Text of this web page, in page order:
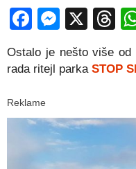
Facebook
X
Ostalo je nešto više od
rada ritejl parka STOP
Reklame